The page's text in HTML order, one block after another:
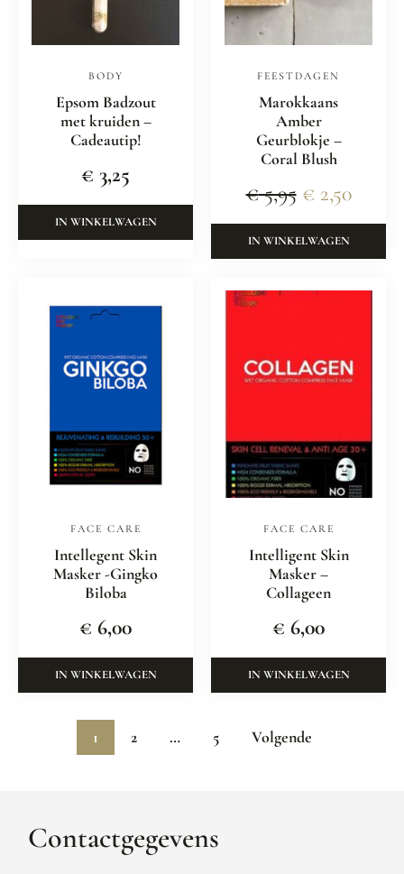
BODY
Epsom Badzout
met kruiden –
Cadeautip!
€ 3,25
IN WINKELWAGEN
FEESTDAGEN
Marokkaans
Amber
Geurblokje –
Coral Blush
€5,95 € 2,50
IN WINKELWAGEN
FACE CARE
Intellegent Skin
Masker -Gingko
Biloba
€ 6,00
IN WINKELWAGEN
FACE CARE
Intelligent Skin
Masker –
Collageen
€ 6,00
IN WINKELWAGEN
1 2 … 5 Volgende
Contactgegevens